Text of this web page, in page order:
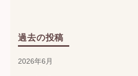
過去の投稿
2026年6月